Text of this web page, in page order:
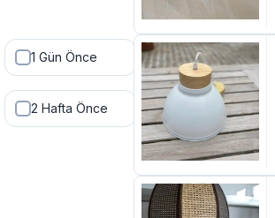
1 Gün Önce
2 Hafta Önce